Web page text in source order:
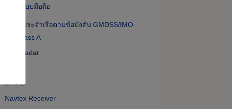
VHF แบบมือถือ
อุปกรณ์ประจำเรือตามข้อบังคับ GMDSS/IMO
AIS Class A
IMO Radar
EPIRB
Navtex Receiver